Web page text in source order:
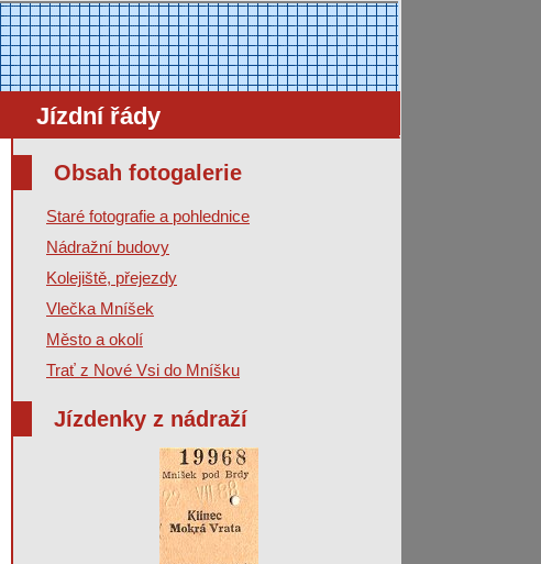
Jízdní řády
Obsah fotogalerie
Staré fotografie a pohlednice
Nádražní budovy
Kolejiště, přejezdy
Vlečka Mníšek
Město a okolí
Trať z Nové Vsi do Mníšku
Jízdenky z nádraží